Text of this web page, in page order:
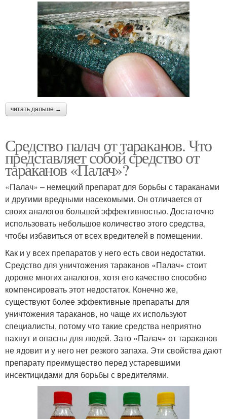
читать дальше →
Средство палач от тараканов. Что
представляет собой средство от
тараканов «Палач»?
«Палач» – немецкий препарат для борьбы с тараканами
и другими вредными насекомыми. Он отличается от
своих аналогов большей эффективностью. Достаточно
использовать небольшое количество этого средства,
чтобы избавиться от всех вредителей в помещении.
Как и у всех препаратов у него есть свои недостатки.
Средство для уничтожения тараканов «Палач» стоит
дороже многих аналогов, хотя его качество способно
компенсировать этот недостаток. Конечно же,
существуют более эффективные препараты для
уничтожения тараканов, но чаще их используют
специалисты, потому что такие средства неприятно
пахнут и опасны для людей. Зато «Палач» от тараканов
не ядовит и у него нет резкого запаха. Эти свойства дают
препарату преимущество перед устаревшими
инсектицидами для борьбы с вредителями.